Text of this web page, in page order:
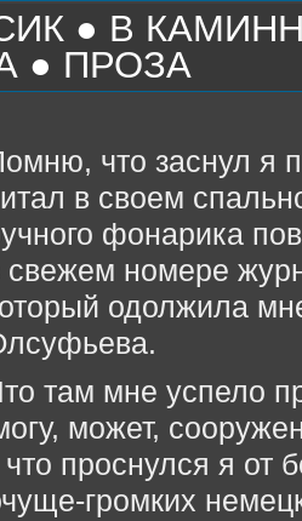
● В
● ПРОЗА
что заснул я
в своем
фонарика
свежем номере
одолжила
там мне успело
может,
проснулся я от
громких